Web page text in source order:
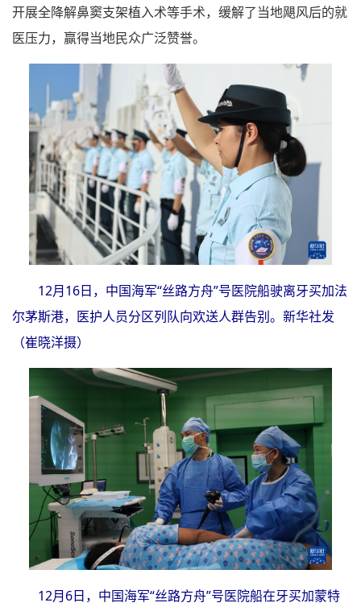
开展全降解鼻窦支架植入术等手术，缓解了当地飓风后的就
医压力，赢得当地民众广泛赞誉。
12月16日，中国海军“丝路方舟”号医院船驶离牙买加法
尔茅斯港，医护人员分区列队向欢送人群告别。新华社发
（崔晓洋摄）
12月6日，中国海军“丝路方舟”号医院船在牙买加蒙特